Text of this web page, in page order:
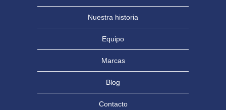
Nuestra historia
Equipo
Marcas
Blog
Contacto